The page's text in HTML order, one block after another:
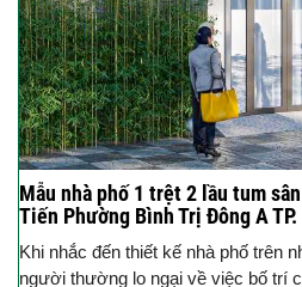
Mẫu nhà phố 1 trệt 2 lầu tum
Tiến Phường Bình Trị Đông A TP.
Khi nhắc đến thiết kế nhà phố trên
người thường lo ngại về việc bố trí